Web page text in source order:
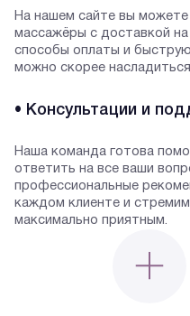
На нашем сайте вы можете
массажёры с доставкой
способы оплаты и
можно скорее насладиться
• Консультации и
Наша команда готова
ответить на все ваши
профессиональные
каждом клиенте и
максимально приятным.